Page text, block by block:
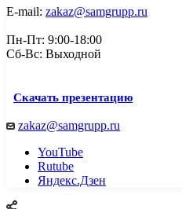
E-mail: zakaz@samgrupp.ru
Пн-Пт: 9:00-18:00
Сб-Вс: Выходной
Скачать презентацию
zakaz@samgrupp.ru
YouTube
Rutube
Яндекс.Дзен